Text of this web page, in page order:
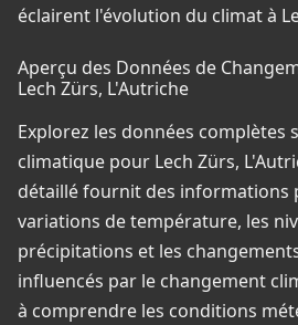
éclairent l'évolution du climat à
Aperçu des Données de
Lech Zürs, L'Autriche
Explorez les données complètes
climatique pour Lech Zürs,
détaillé fournit des informations
variations de température, les
précipitations et les
influencés par le changement
à comprendre les conditions